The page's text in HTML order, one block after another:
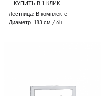
КУПИТЬ В 1 КЛИК
Лестница: В комплекте
Диаметр: 183 см / 6ft